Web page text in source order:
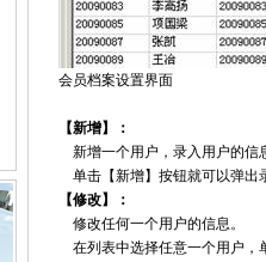
会员档案设置界面
【新增】：
新增一个用户，录入用户的信
单击【新增】按钮就可以弹出
【修改】：
修改任何一个用户的信息。
在列表中选择任意一个用户，